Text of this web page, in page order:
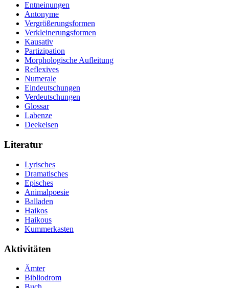
Entneinungen
Antonyme
Vergrößerungsformen
Verkleinerungsformen
Kausativ
Partizipation
Morphologische Aufleitung
Reflexives
Numerale
Eindeutschungen
Verdeutschungen
Glossar
Labenze
Deekelsen
Literatur
Lyrisches
Dramatisches
Episches
Animalpoesie
Balladen
Haikos
Haikous
Kummerkasten
Aktivitäten
Ämter
Bibliodrom